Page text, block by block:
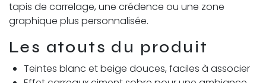
tapis de carrelage, une crédence ou une zone
graphique plus personnalisée.
Les atouts du produit
Teintes blanc et beige douces, faciles à associer